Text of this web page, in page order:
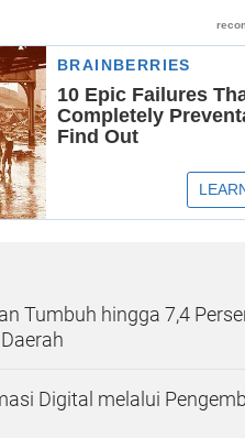
Tumbuh hingga 7,4
Digital melalui